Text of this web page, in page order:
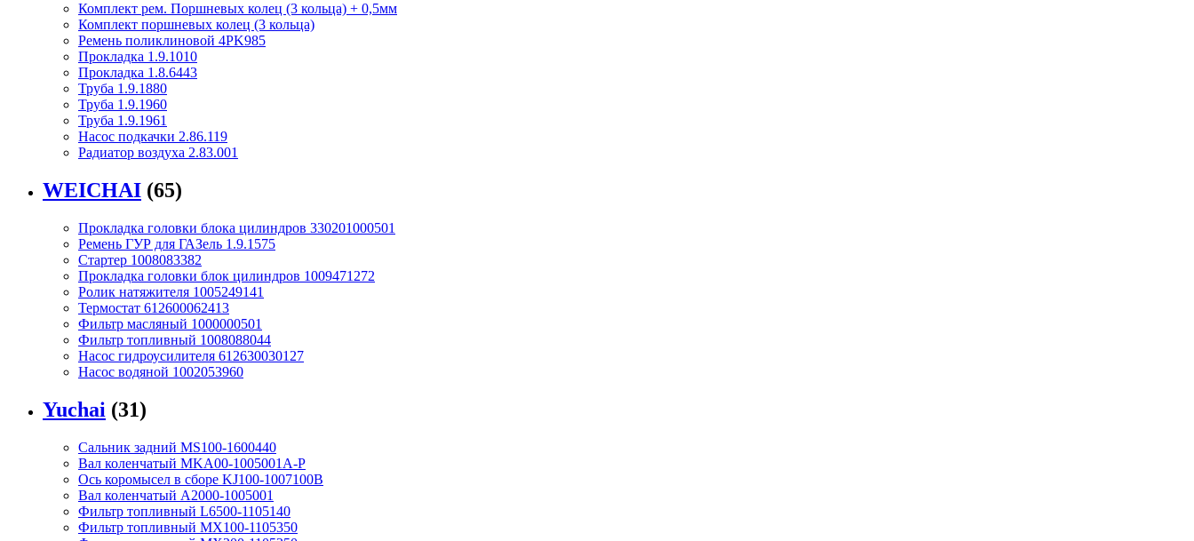
Комплект рем. Поршневых колец (3 кольца) + 0,5мм
Комплект поршневых колец (3 кольца)
Ремень поликлиновой 4PK985
Прокладка 1.9.1010
Прокладка 1.8.6443
Труба 1.9.1880
Труба 1.9.1960
Труба 1.9.1961
Насос подкачки 2.86.119
Радиатор воздуха 2.83.001
WEICHAI (65)
Прокладка головки блока цилиндров 330201000501
Ремень ГУР для ГАЗель 1.9.1575
Стартер 1008083382
Прокладка головки блок цилиндров 1009471272
Ролик натяжителя 1005249141
Термостат 612600062413
Фильтр масляный 1000000501
Фильтр топливный 1008088044
Насос гидроусилителя 612630030127
Насос водяной 1002053960
Yuchai (31)
Сальник задний MS100-1600440
Вал коленчатый MKA00-1005001A-P
Ось коромысел в сборе KJ100-1007100B
Вал коленчатый A2000-1005001
Фильтр топливный L6500-1105140
Фильтр топливный MX100-1105350